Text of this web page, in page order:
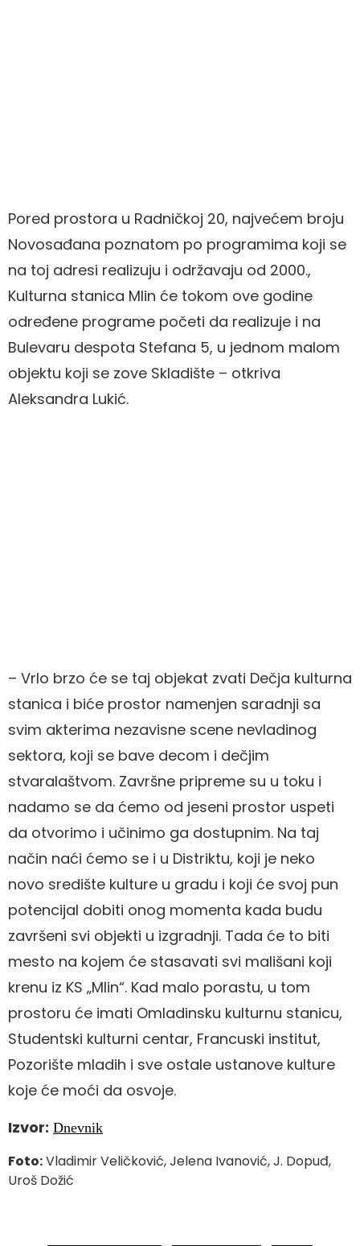
Pored prostora u Radničkoj 20, najvećem broju
Novosađana poznatom po programima koji se
na toj adresi realizuju i održavaju od 2000.,
Kulturna stanica Mlin će tokom ove godine
određene programe početi da realizuje i na
Bulevaru despota Stefana 5, u jednom malom
objektu koji se zove Skladište – otkriva
Aleksandra Lukić.
– Vrlo brzo će se taj objekat zvati Dečja kulturna
stanica i biće prostor namenjen saradnji sa
svim akterima nezavisne scene nevladinog
sektora, koji se bave decom i dečjim
stvaralaštvom. Završne pripreme su u toku i
nadamo se da ćemo od jeseni prostor uspeti
da otvorimo i učinimo ga dostupnim. Na taj
način naći ćemo se i u Distriktu, koji je neko
novo središte kulture u gradu i koji će svoj pun
potencijal dobiti onog momenta kada budu
završeni svi objekti u izgradnji. Tada će to biti
mesto na kojem će stasavati svi mališani koji
krenu iz KS „Mlin“. Kad malo porastu, u tom
prostoru će imati Omladinsku kulturnu stanicu,
Studentski kulturni centar, Francuski institut,
Pozorište mladih i sve ostale ustanove kulture
koje će moći da osvoje.
Izvor: Dnevnik
Foto:Vladimir Veličković, Jelena Ivanović, J. Dopuđ,
Uroš Dožić